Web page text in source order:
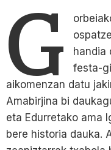
G
handia
festa-
aikomenzan datu
Amabirjina bi
eta Edurretako ama
bere historia dauka.